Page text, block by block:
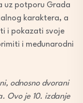
uz potporu Grada
karaktera, a
i pokazati svoje
i međunarodni
odnosno dvorani
Ovo je 10. izdanje